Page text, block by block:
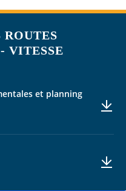
ROUTES
VITESSE
et planning